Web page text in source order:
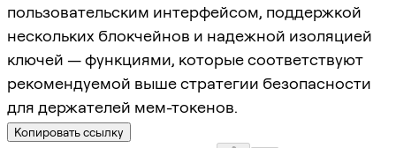
пользовательским интерфейсом, поддержкой
нескольких блокчейнов и надежной изоляцией
ключей — функциями, которые соответствуют
рекомендуемой выше стратегии безопасности
для держателей мем-токенов.
Копировать ссылку